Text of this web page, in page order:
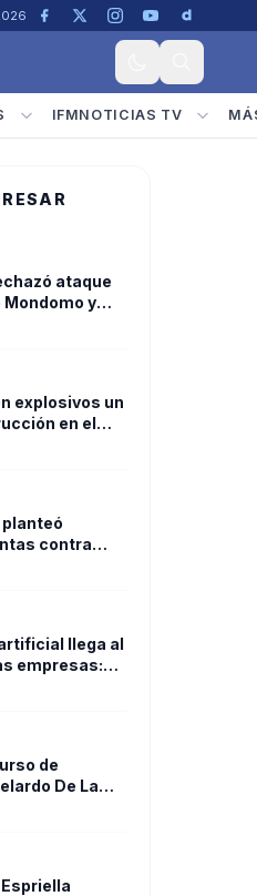
IFMNOTICIAS TV
ataque
y
para
explosivos un
en el
planteó
contra
en primer
llega al
empresas:
al
de
De La